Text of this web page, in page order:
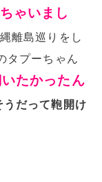
ゃいまし
離島巡りをし
タプーちゃん
たかったん
うだって鞄開け